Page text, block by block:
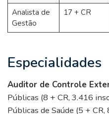
Analista de
Gestão
17 + CR
Especialidades
Auditor de Controle
Públicas (8 + CR, 3.416
Públicas de Saúde (5 +